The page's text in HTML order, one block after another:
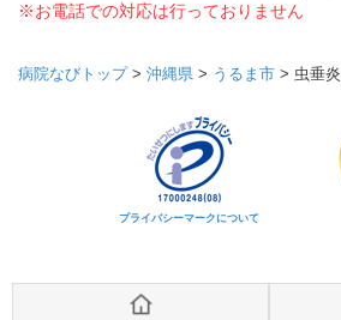
※お電話での対応は行っておりません
病院なびトップ> 沖縄県 > うるま市 > 虫垂炎
プライバシーマークについて